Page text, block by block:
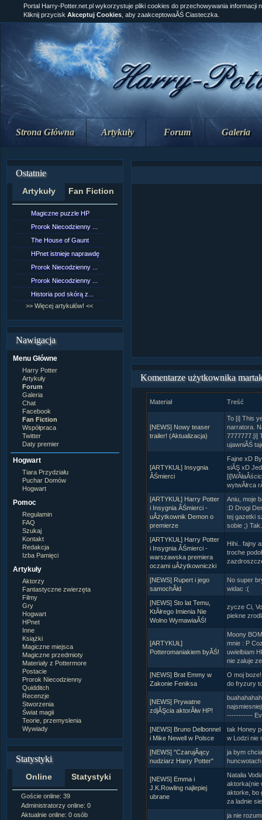
Strona Główna Artykuły Forum Galeria
Ostatnie
Artykuły Fan Fiction
Magiczne puzzle HP
Prorok Niecodzienny ...
The House of Gaunt
HPnet istnieje naprawdę
Prorok Niecodzienny ...
Prorok Niecodzienny ...
Historia pod skórą z...
>> Więcej artykułów! <<
Nawigacja
Menu Główne
Harry Potter
Artykuły
Forum
Galeria
Chat
Facebook
Fan Fiction
Współpraca
Twitter
Daty premier
Hogwart
Tiara Przydziału
Puchar Domów
Hogwart
Pomoc
Regulamin
FAQ
Szukaj
Kontakt
Redakcja
Izba Pamięci
Artykuły
Aktorzy
Fantastyczne zwierzęta
Filmy
Gry
Hogwart
HPnet
Inne
Książki
Magiczne miejsca
Magiczne przedmioty
Materiały z Pottermore
Postacie
Prorok Niecodzienny
Quidditch
Recenzje
Stworzenia
Świat magii
Teorie, przemyslenia
Wywiady
Statystyki
Online Statystyki
Goście online: 39
Administratorzy online: 0
Aktualnie online: 0 osób
Napisanych artykułów:
Portal Harry-Potter.net.pl wykorzystuje pliki cookies do przechowywania informacji
Kliknij przycisk Akceptuj Cookies , aby zaakceptowaĂŚ Ciasteczka.
Komentarze użytkownika
Materiał Treść
[NEWS] Nowy teaser
trailer! (Aktualizacja)
To [i] This
narratora.
7777777.[i]
ujawniĂŚ
[ARTYKUŁ] Insygnia
ÂŚmierci
Fajne xD
siĂŞ xD
wytwĂłrca
[ARTYKUŁ] Harry Potter
i Insygnia ÂŚmierci -
uÂżytkownik Demon o
premierze
Aniu, moje
:D Drogi
tej gazetki
sobie ;)
[ARTYKUŁ] Harry Potter
i Insygnia ÂŚmierci -
warszawska premiera
oczami uÂżytkowniczki
Hihi.. fajny
troche
[NEWS] Rupert i jego
samochĂłd
No super
widac :(
[NEWS] Sto lat Temu,
KtĂłrego Imienia Nie
Wolno WymawiaĂŚ!
zycze Ci,
piekne
[ARTYKUŁ]
Potteromaniakiem byĂŚ!
Moony
mnie : P
uwielbiam
nie zaluje
[NEWS] Brat Emmy w
Zakonie Feniksa
O moj
do fryzury
[NEWS] Prywatne
zdjĂŞcia aktorĂłw HP!
-----------
[NEWS] Bruno Delbonnel
i Mike Newell w Polsce
tak Honey
w Lodzi nie
[NEWS] "CzarujÂący
nudziarz Harry Potter"
ja bym
[NEWS] Emma i
J.K.Rowling najlepiej
ubrane
Natalia
aktorka(nie
aktorke, bo
za ladnie
ja nie